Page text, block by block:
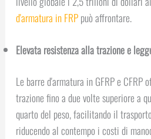
d'armatura in FRPpuò affrontare.
Elevata resistenza alla trazione e
Le barre d'armatura in GFRP e CFRP
trazione fino a due volte superiore a
quarto del peso, facilitando il
riducendo al contempo i costi di